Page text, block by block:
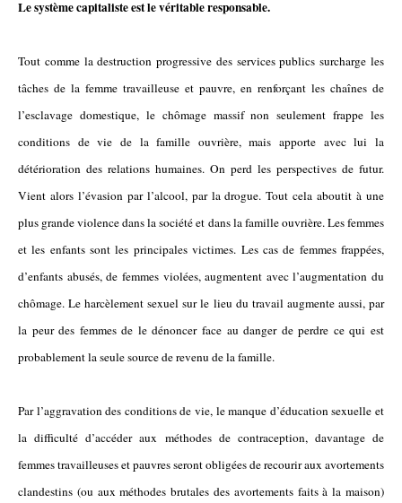
Le système capitaliste est le véritable responsable.
Tout comme la destruction progressive des services publics surcharge les
tâches de la femme travailleuse et pauvre, en renforçant les chaînes de
l’esclavage domestique, le chômage massif non seulement frappe les
conditions de vie de la famille ouvrière, mais apporte avec lui la
détérioration des relations humaines. On perd les perspectives de futur.
Vient alors l’évasion par l’alcool, par la drogue. Tout cela aboutit à une
plus grande violence dans la société et dans la famille ouvrière. Les femmes
et les enfants sont les principales victimes. Les cas de femmes frappées,
d’enfants abusés, de femmes violées, augmentent avec l’augmentation du
chômage. Le harcèlement sexuel sur le lieu du travail augmente aussi, par
la peur des femmes de le dénoncer face au danger de perdre ce qui est
probablement la seule source de revenu de la famille.
Par l’aggravation des conditions de vie, le manque d’éducation sexuelle et
la difficulté d’accéder aux méthodes de contraception, davantage de
femmes travailleuses et pauvres seront obligées de recourir aux avortements
clandestins (ou aux méthodes brutales des avortements faits à la maison)